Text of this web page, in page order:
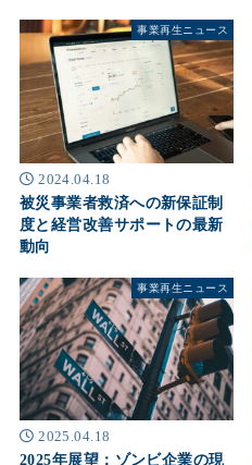
事業再生ニュース
2024.04.18
被災事業者救済への新保証制
度と経営改善サポートの最新
動向
事業再生ニュース
2025.04.18
2025年展望：ゾンビ企業の現